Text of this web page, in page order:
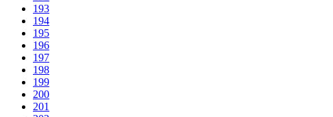
193
194
195
196
197
198
199
200
201